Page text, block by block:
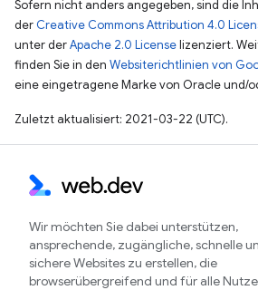
Sofern nicht anders angegeben, sind die
der Creative Commons Attribution 4.0
unter derApache 2.0 Licenselizenziert.
finden Sie in den Websiterichtlinien von
eine eingetragene Marke von Oracle und/
Zuletzt aktualisiert: 2021-03-22 (UTC).
Wir möchten Sie dabei unterstützen,
ansprechende, zugängliche, schnelle
sichere Websites zu erstellen, die
browserübergreifend und für alle